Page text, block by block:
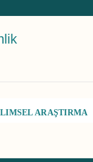
ARAŞTIRMA